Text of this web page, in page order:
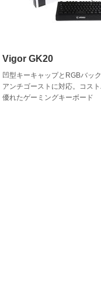
Vigor GK20
凹型キーキャップとRGBバッ
アンチゴーストに対応。コス
優れたゲーミングキーボード